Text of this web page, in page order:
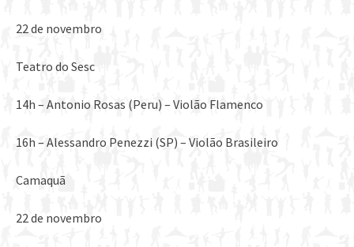
22 de novembro
Teatro do Sesc
14h – Antonio Rosas (Peru) – Violão Flamenco
16h – Alessandro Penezzi (SP) – Violão Brasileiro
Camaquã
22 de novembro